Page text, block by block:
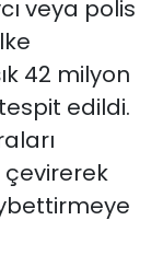
veya polis
42 milyon
edildi.
çevirerek